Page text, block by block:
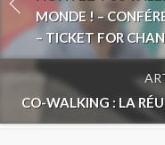
MONDE ! –
– TICKET FOR
CO-WALKING : LA